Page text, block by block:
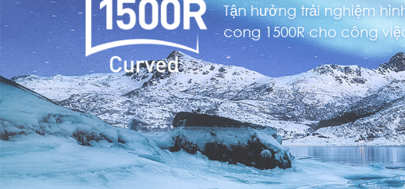
Tận hưởng trải nghiệm
cong 1500R cho công